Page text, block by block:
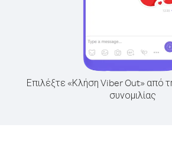
Επιλέξτε «Κλήση Viber Out» από
συνομιλίας